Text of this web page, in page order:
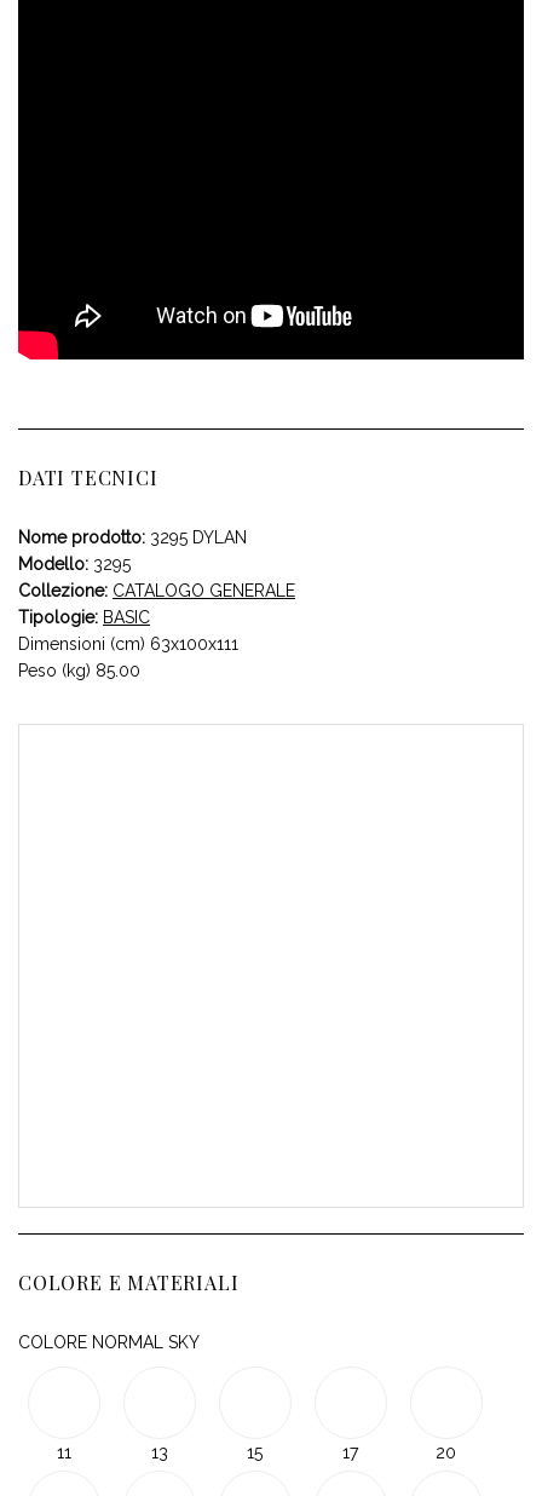
DATI TECNICI
Nome prodotto: 3295 DYLAN
Modello: 3295
Collezione: CATALOGO GENERALE
Tipologie: BASIC
Dimensioni (cm) 63x100x111
Peso (kg) 85.00
COLORE E MATERIALI
COLORE NORMAL SKY
11 13 15 17 20